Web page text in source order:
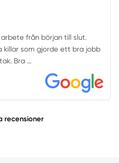
från början till slut.
som gjorde ett bra jobb
Bra ...
recensioner